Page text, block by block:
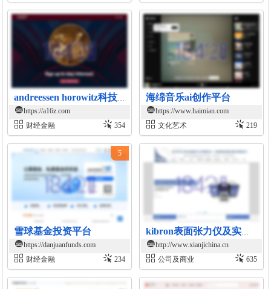
andreessen horowitz科技投资平台
https://a16z.com
财经金融
354
海绵音乐ai创作平台
https://www.haimian.com
文化艺术
219
雪球基金投资平台
https://danjuanfunds.com
财经金融
234
5
kibron表面张力仪及实验设备
http://www.xianjichina.cn
公司及商业
635